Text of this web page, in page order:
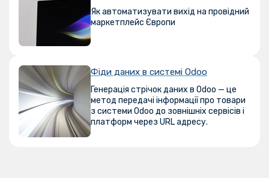
Як автоматизувати вихід на провідний
маркетплейс Європи
Фіди даних в системі Odoo
Генерація стрічок даних в Odoo — це
метод передачі інформації про товари
з системи Odoo до зовнішніх сервісів і
платформ через URL адресу.